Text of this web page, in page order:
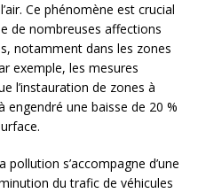
Ce phénomène est crucial
de nombreuses affections
notamment dans les zones
exemple, les mesures
l’instauration de zones à
engendré une baisse de 20 %
s’accompagne d’une
du trafic de véhicules